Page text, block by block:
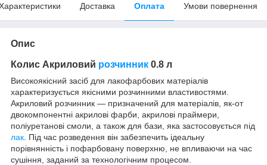
Доставка Оплата Умови повернення
Опис
Колис Акриловий розчинник 0.8 л
Високоякісний засіб для лакофарбових матеріалів
характеризується якісними розчинними властивостями.
Акриловий розчинник — призначений для матеріалів, як-от
двокомпонентні акрилові фарби, акрилові праймери,
поліуретанові смоли, а також для бази, яка застосовується під
лак . Під час розведення він забезпечить ідеальну
порівнянність і пофарбовану поверхню, не впливаючи на час
сушіння, заданий за технологічним процесом.